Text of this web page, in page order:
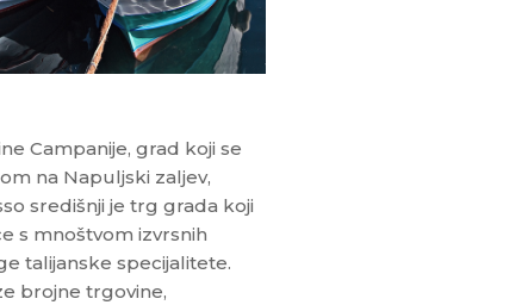
Campanije, grad koji se
na Napuljski zaljev,
središnji je trg grada koji
s mnoštvom izvrsnih
talijanske specijalitete.
brojne trgovine,